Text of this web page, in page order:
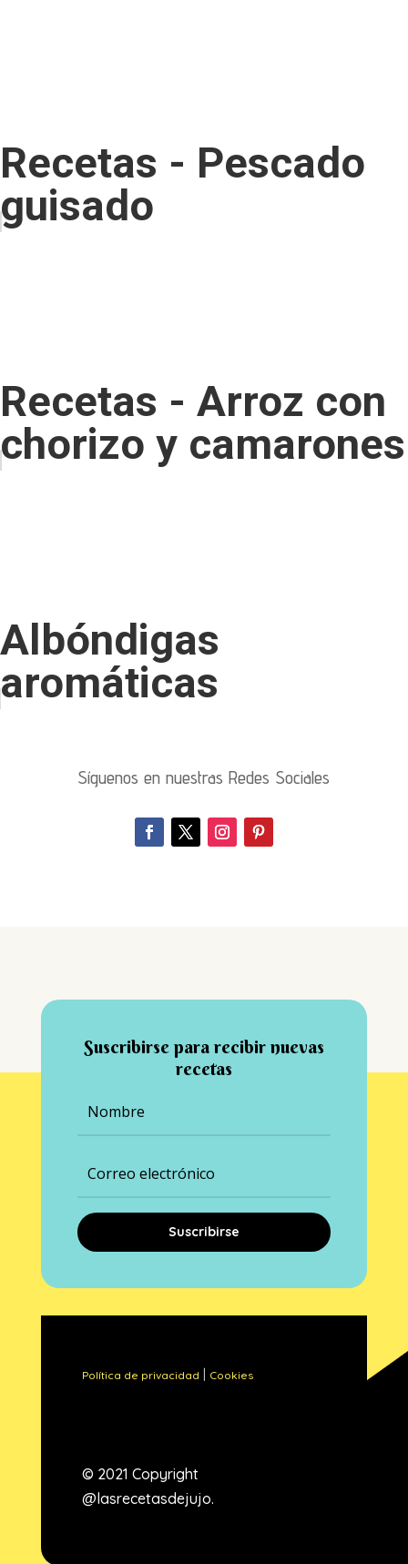
Recetas - Pescado
guisado
Recetas - Arroz con
chorizo y camarones
Albóndigas
aromáticas
Síguenos en nuestras Redes Sociales
Suscribirse para recibir nuevas
recetas
Suscribirse
Política de privacidad Cookies
© 2021 Copyright
@lasrecetasdejujo.